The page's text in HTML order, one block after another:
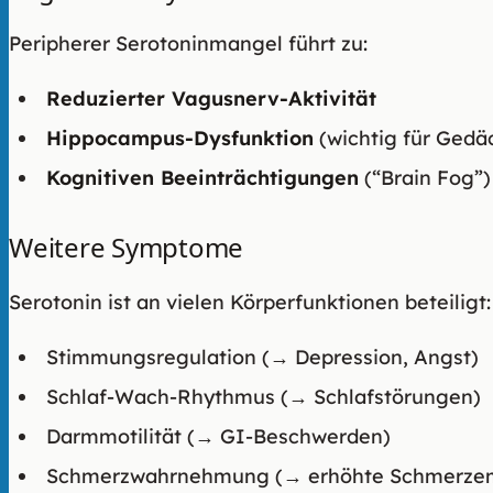
Peripherer Serotoninmangel führt zu:
Reduzierter Vagusnerv-Aktivität
Hippocampus-Dysfunktion (wichtig für
Kognitiven Beeinträchtigungen (“Brain Fog”)
Weitere Symptome
Serotonin ist an vielen Körperfunktionen beteiligt:
Stimmungsregulation (→ Depression, Angst)
Schlaf-Wach-Rhythmus (→ Schlafstörungen)
Darmmotilität (→ GI-Beschwerden)
Schmerzwahrnehmung (→ erhöhte